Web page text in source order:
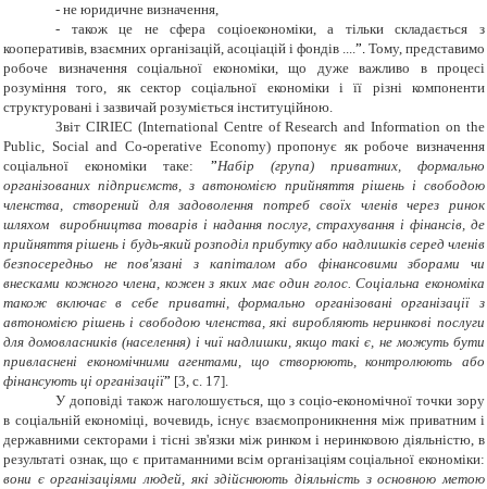
- не юридичне визначення,
- також це не сфера соціоекономіки, а тільки складається з
кооперативів, взаємних організацій, асоціацій і фондів ....”. Тому, представимо
робоче визначення соціальної економіки, що дуже важливо в процесі
розуміння того, як сектор соціальної економіки і її різні компоненти
структуровані і зазвичай розуміється інституційною.
Звіт CIRIEC (International Centre of Research and Information on the
Public, Social and Co-operative Economy) пропонує як робоче визначення
соціальної економіки таке: ”Набір (група) приватних, формально
організованих підприємств, з автономією прийняття рішень і свободою
членства, створений для задоволення потреб своїх членів через ринок
шляхом виробництва товарів і надання послуг, страхування і фінансів, де
прийняття рішень і будь-який розподіл прибутку або надлишків серед членів
безпосередньо не пов'язані з капіталом або фінансовими зборами чи
внесками кожного члена, кожен з яких має один голос. Соціальна економіка
також включає в себе приватні, формально організовані організації з
автономією рішень і свободою членства, які виробляють неринкові послуги
для домовласників (населення) і чиї надлишки, якщо такі є, не можуть бути
привласнені економічними агентами, що створюють, контролюють або
фінансують ці організації” [3, с. 17].
У доповіді також наголошується, що з соціо-економічної точки зору
в соціальній економіці, вочевидь, існує взаємопроникнення між приватним і
державними секторами і тісні зв'язки між ринком і неринковою діяльністю, в
результаті ознак, що є притаманними всім організаціям соціальної економіки:
вони є організаціями людей, які здійснюють діяльність з основною метою